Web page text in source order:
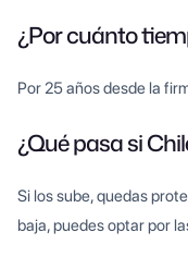
¿Por cuánto
Por 25 años desde la
¿Qué pasa si
Si los sube, quedas
baja, puedes optar por